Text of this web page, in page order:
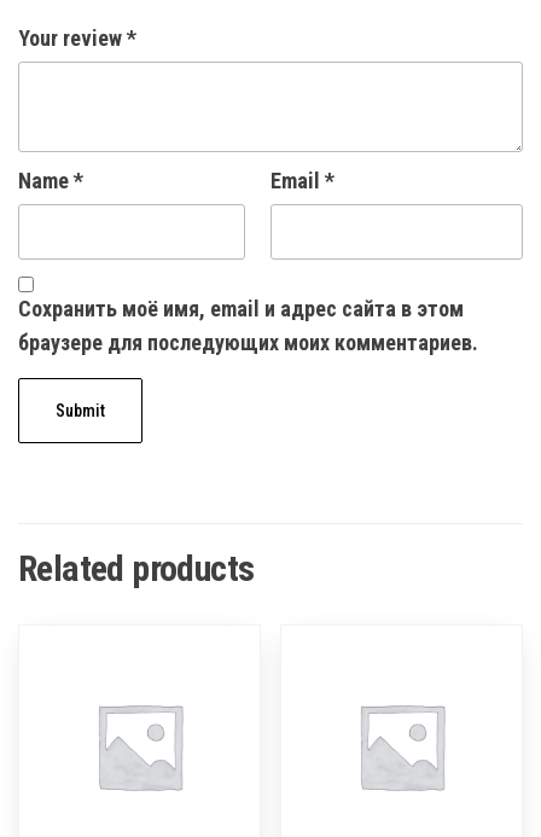
Your review*
Name* Email *
Сохранить моё имя, email и адрес сайта в этом
браузере для последующих моих комментариев.
Related products